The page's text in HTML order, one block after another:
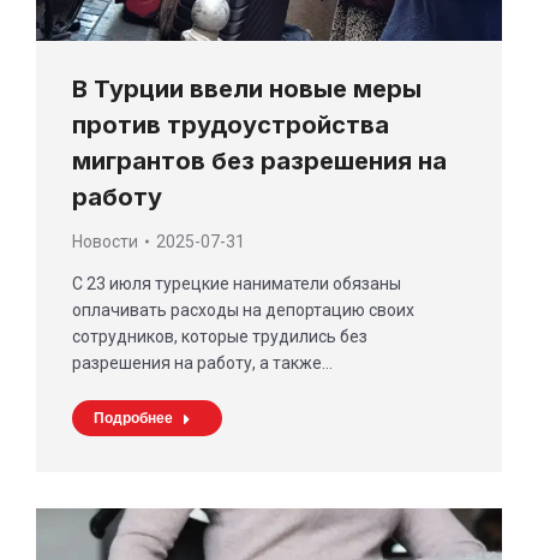
В Турции ввели новые меры
против трудоустройства
мигрантов без разрешения на
работу
Новости 2025-07-31
С 23 июля турецкие наниматели обязаны
оплачивать расходы на депортацию своих
сотрудников, которые трудились без
разрешения на работу, а также…
Подробнее